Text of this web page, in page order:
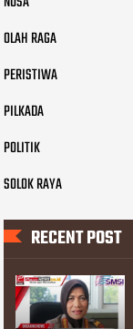
OLAH RAGA
PERISTIWA
PILKADA
POLITIK
SOLOK RAYA
RECENT POST